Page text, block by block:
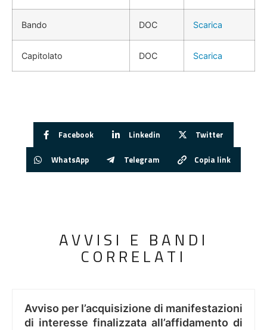
Bando DOC Scarica
Capitolato DOC Scarica
Facebook Linkedin Twitter
WhatsApp Telegram Copia link
AVVISI E BANDI
CORRELATI
Avviso per l’acquisizione di manifestazioni
di interesse finalizzata all’affidamento di